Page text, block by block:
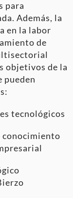
para
Además, la
en la labor
de
objetivos de la
pueden
tecnológicos
conocimiento